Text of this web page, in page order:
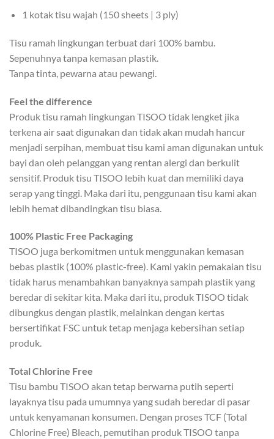
1 kotak tisu wajah (150 sheets | 3 ply)
Tisu ramah lingkungan terbuat dari 100% bambu.
Sepenuhnya tanpa kemasan plastik.
Tanpa tinta, pewarna atau pewangi.
Feel the difference
Produk tisu ramah lingkungan TISOO tidak lengket jika
terkena air saat digunakan dan tidak akan mudah hancur
menjadi serpihan, membuat tisu kami aman digunakan untuk
bayi dan oleh pelanggan yang rentan alergi dan berkulit
sensitif. Produk tisu TISOO lebih kuat dan memiliki daya
serap yang tinggi. Maka dari itu, penggunaan tisu kami akan
lebih hemat dibandingkan tisu biasa.
100% Plastic Free Packaging
TISOO juga berkomitmen untuk menggunakan kemasan
bebas plastik (100% plastic-free). Kami yakin pemakaian tisu
tidak harus menambahkan banyaknya sampah plastik yang
beredar di sekitar kita. Maka dari itu, produk TISOO tidak
dibungkus dengan plastik, melainkan dengan kertas
bersertifikat FSC untuk tetap menjaga kebersihan setiap
produk.
Total Chlorine Free
Tisu bambu TISOO akan tetap berwarna putih seperti
layaknya tisu pada umumnya yang sudah beredar di pasar
untuk kenyamanan konsumen. Dengan proses TCF (Total
Chlorine Free) Bleach, pemutihan produk TISOO tanpa